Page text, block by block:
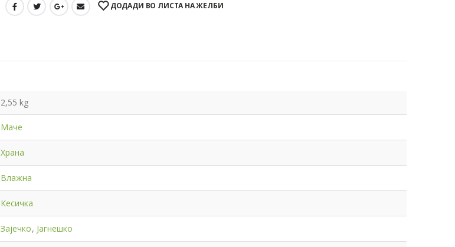
ДОДАДИ ВО ЛИСТА НА ЖЕЛБИ
2,55 kg
Маче
Храна
Влажна
Кесичка
Зајечко, Јагнешко